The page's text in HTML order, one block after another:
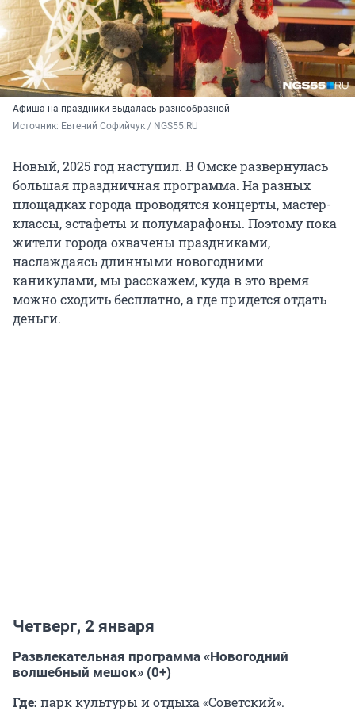
Афиша на праздники выдалась разнообразной
Источник: Евгений Софийчук / NGS55.RU
Новый, 2025 год наступил. В Омске развернулась
большая праздничная программа. На разных
площадках города проводятся концерты, мастер-
классы, эстафеты и полумарафоны. Поэтому пока
жители города охвачены праздниками,
наслаждаясь длинными новогодними
каникулами, мы расскажем, куда в это время
можно сходить бесплатно, а где придется отдать
деньги.
Четверг, 2 января
Развлекательная программа «Новогодний
волшебный мешок» (0+)
Где: парк культуры и отдыха «Советский».